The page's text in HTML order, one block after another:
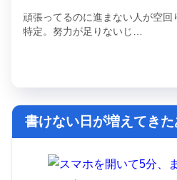
頑張ってるのに進まない人が空回
特定。努力が足りないじ…
書けない日が増えてき